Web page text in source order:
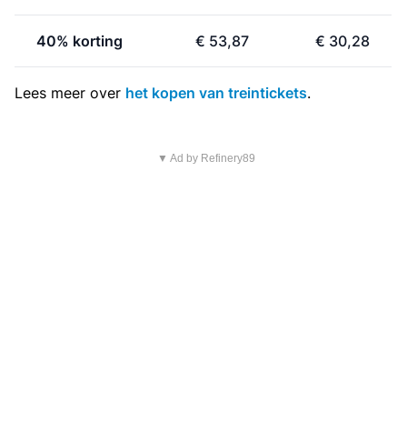
40% korting € 53,87 € 30,28
Lees meer over het kopen van treintickets.
▼ Ad by Refinery89